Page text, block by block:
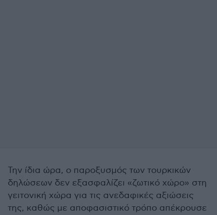
Την ίδια ώρα, ο παροξυσμός των τουρκικών
δηλώσεων δεν εξασφαλίζει «ζωτικό χώρο» στη
γειτονική χώρα για τις ανεδαφικές αξιώσεις
της, καθώς με αποφασιστικό τρόπο απέκρουσε